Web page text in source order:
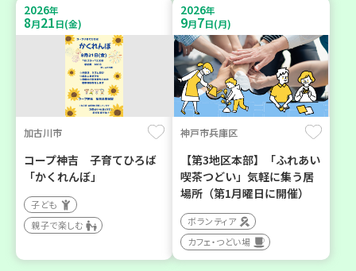
2026年
8月21日(金)
加古川市
コープ神吉 子育てひろば
「かくれんぼ」
子ども
親子で楽しむ
2026年
9月7日(月)
神戸市兵庫区
【第3地区本部】「ふれあい
喫茶つどい」気軽に集う居
場所（第1月曜日に開催）
ボランティア
カフェ・つどい場